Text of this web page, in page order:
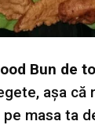
Bun de
așa că
masa ta